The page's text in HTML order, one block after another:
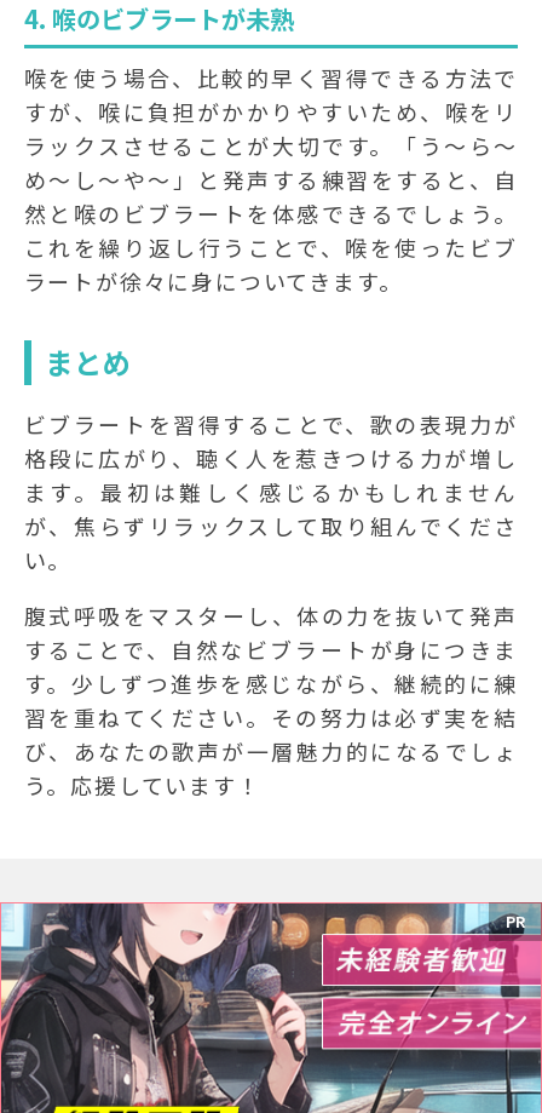
4. 喉のビブラートが未熟
喉を使う場合、比較的早く習得できる方法で
すが、喉に負担がかかりやすいため、喉をリ
ラックスさせることが大切です。「う〜ら〜
め〜し〜や〜」と発声する練習をすると、自
然と喉のビブラートを体感できるでしょう。
これを繰り返し行うことで、喉を使ったビブ
ラートが徐々に身についてきます。
まとめ
ビブラートを習得することで、歌の表現力が
格段に広がり、聴く人を惹きつける力が増し
ます。最初は難しく感じるかもしれません
が、焦らずリラックスして取り組んでくださ
い。
腹式呼吸をマスターし、体の力を抜いて発声
することで、自然なビブラートが身につきま
す。少しずつ進歩を感じながら、継続的に練
習を重ねてください。その努力は必ず実を結
び、あなたの歌声が一層魅力的になるでしょ
う。応援しています！
PR